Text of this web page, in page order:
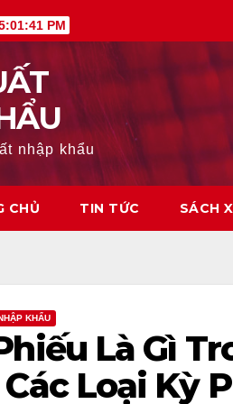
PM
nhập khẩu
CHỦ TIN TỨC SÁCH
KHẨU
Là Gì
Các Loại Kỳ